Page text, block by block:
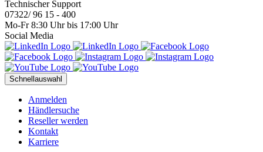
Technischer Support
07322/ 96 15 - 400
Mo-Fr 8:30 Uhr bis 17:00 Uhr
Social Media
Schnellauswahl
Anmelden
Händlersuche
Reseller werden
Kontakt
Karriere